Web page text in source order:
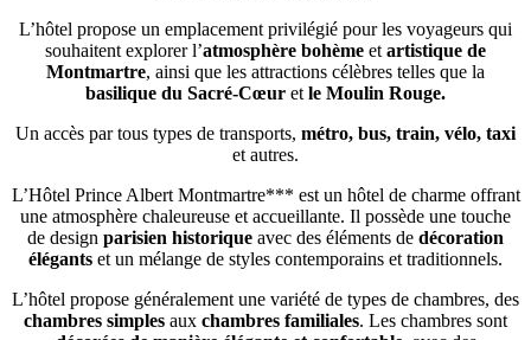
L’hôtel propose un emplacement privilégié pour les voyageurs qui
souhaitent explorer l’atmosphère bohème et artistique de
Montmartre, ainsi que les attractions célèbres telles que la
basilique du Sacré-Cœur et le Moulin Rouge.
Un accès par tous types de transports, métro, bus, train, vélo, taxi
et autres.
L’Hôtel Prince Albert Montmartre*** est un hôtel de charme offrant
une atmosphère chaleureuse et accueillante. Il possède une touche
de design parisien historique avec des éléments de décoration
élégants et un mélange de styles contemporains et traditionnels.
L’hôtel propose généralement une variété de types de chambres, des
chambres simples aux chambres familiales. Les chambres sont